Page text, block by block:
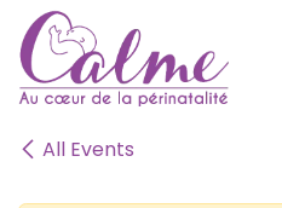
SE RENDRE AU CONTENU
All Events